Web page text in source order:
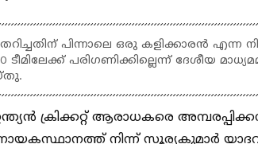
പിന്നാലെ ഒരു കളിക്കാരൻ എന്ന
ടീമിലേക്ക് പരിഗണിക്കില്ലെന്ന് ദേശീയ
ക്രിക്കറ്റ് ആരാധകരെ
നായകസ്ഥാനത്ത് നിന്ന് സൂര്യകുമാർ